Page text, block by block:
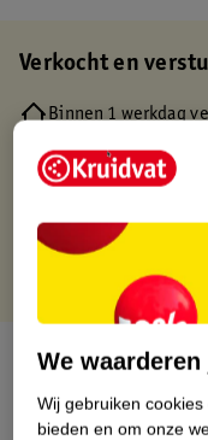
Verkocht en
Binnen 1 werkdag
Gratis retourneren
Over dit
Productinformatie
We
Wij gebruiken
bieden en om onze